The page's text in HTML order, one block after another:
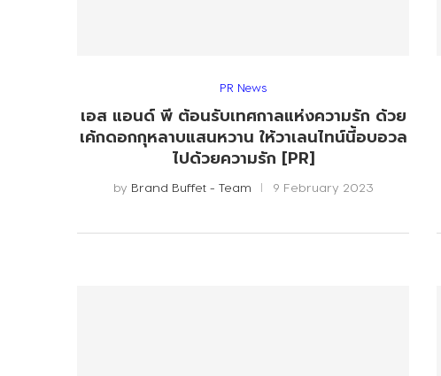
PR News
เอส แอนด์ พี ต้อนรับเทศกาลแห่งความรัก ด้วย
เค้กดอกกุหลาบแสนหวาน ให้วาเลนไทน์นี้อบอวล
ไปด้วยความรัก [PR]
by Brand Buffet - Team 9 February 2023